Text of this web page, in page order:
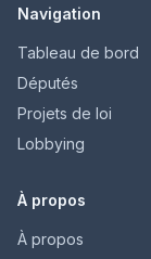
Navigation
Tableau de bord
Députés
Projets de loi
Lobbying
À propos
À propos